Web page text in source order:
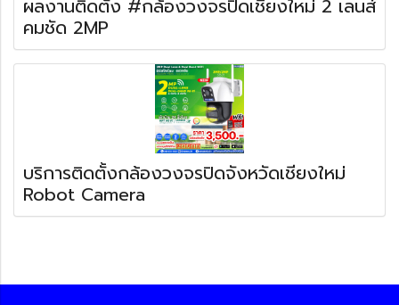
ผลงานติดตั้ง #กล้องวงจรปิดเชียงใหม่ 2 เลนส์
คมชัด 2MP
บริการติดตั้งกล้องวงจรปิดจังหวัดเชียงใหม่
Robot Camera